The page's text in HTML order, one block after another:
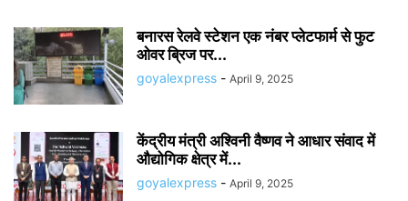
बनारस रेलवे स्टेशन एक नंबर प्लेटफार्म से फुट
ओवर ब्रिज पर...
goyalexpress - April 9, 2025
केंद्रीय मंत्री अश्विनी वैष्णव ने आधार संवाद में
औद्योगिक क्षेत्र में...
goyalexpress - April 9, 2025